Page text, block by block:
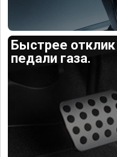
Быстрее
педали газа.